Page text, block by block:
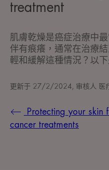
treatment
肌膚乾燥是癌症治療中
伴有痕癢，通常在治療
輕和緩解這種情況？以下
更新于 27/2/2024, 审核人 医
Protecting your skin
cancer treatments